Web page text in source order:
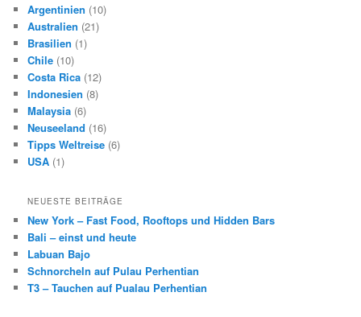
Argentinien (10)
Australien (21)
Brasilien (1)
Chile (10)
Costa Rica (12)
Indonesien (8)
Malaysia (6)
Neuseeland (16)
Tipps Weltreise (6)
USA (1)
NEUESTE BEITRÄGE
New York – Fast Food, Rooftops und Hidden Bars
Bali – einst und heute
Labuan Bajo
Schnorcheln auf Pulau Perhentian
T3 – Tauchen auf Pualau Perhentian